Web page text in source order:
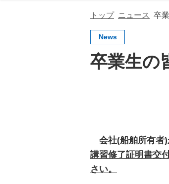
トップ ニュース 卒
News
卒業生の
会社(船舶所有者
講習修了証明書交
さい。